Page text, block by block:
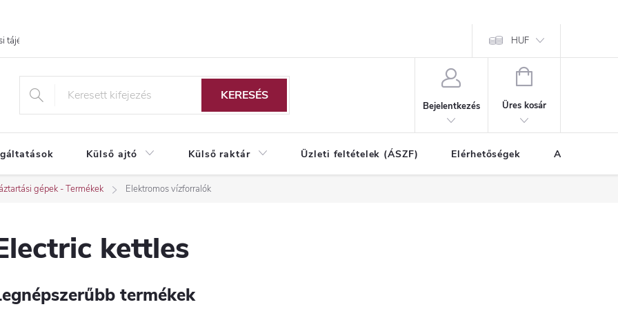
tájékoztató HUF
KERESÉS
Bejelentkezés
KOSÁR
Üres kosár
Külső ajtó Külső raktár Üzleti feltételek (ÁSZF) Elérhetőségek A vásárlás
gépek - Termékek Elektromos vízforralók
kettles
termékek